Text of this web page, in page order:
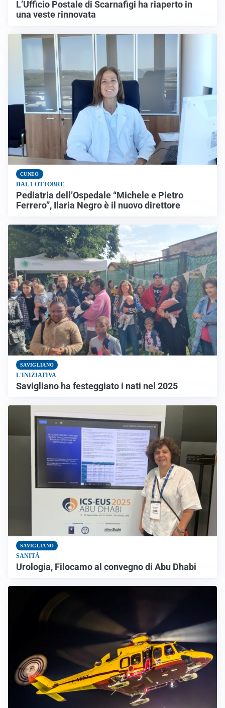
L’Ufficio Postale di Scarnafigi ha riaperto in
una veste rinnovata
CUNEO
DAL 1 OTTOBRE
Pediatria dell’Ospedale “Michele e Pietro
Ferrero”, Ilaria Negro è il nuovo direttore
SAVIGLIANO
L'INIZIATIVA
Savigliano ha festeggiato i nati nel 2025
SAVIGLIANO
SANITÀ
Urologia, Filocamo al convegno di Abu Dhabi